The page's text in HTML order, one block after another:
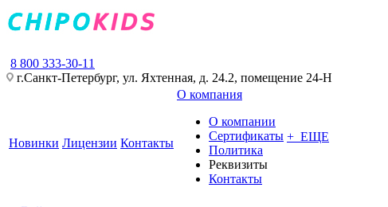
8 800 333-30-11
г.Санкт-Петербург, ул. Яхтенная, д. 24.2, помещение 24-Н
Новинки Лицензии Контакты
О компания
О компании
Сертификаты
Политика
Реквизиты
Контакты
+ ЕЩЕ